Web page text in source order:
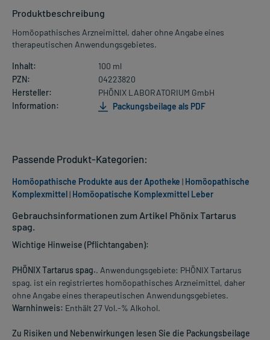
Produktbeschreibung
Homöopathisches Arzneimittel, daher ohne Angabe eines
therapeutischen Anwendungsgebietes.
Inhalt:
100 ml
PZN:
04223820
Hersteller:
PHÖNIX LABORATORIUM GmbH
Information:
Packungsbeilage als PDF
Gebrauchsinformationen zum Artikel Phönix Tartarus
spag.
Wichtige Hinweise (Pflichtangaben):
PHÖNIX Tartarus spag.. Anwendungsgebiete: PHÖNIX Tartarus
spag. ist ein registriertes homöopathisches Arzneimittel, daher
ohne Angabe eines therapeutischen Anwendungsgebietes.
Warnhinweis: Enthält 27 Vol.-% Alkohol.
Zu Risiken und Nebenwirkungen lesen Sie die Packungsbeilage
Passende Produkt-Kategorien:
Homöopathische Produkte aus der Apotheke | Homöopathische
Komplexmittel| Homöopatische Komplexmittel Leber